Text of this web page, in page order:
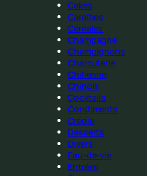
Cakes
Caraïbes
Céréales
Champagne
Champignons
Charcuterie
Chilienne
Chinois
Cocktails
Condiments
Créole
Desserts
Divers
Eau-de-vie
Entrées